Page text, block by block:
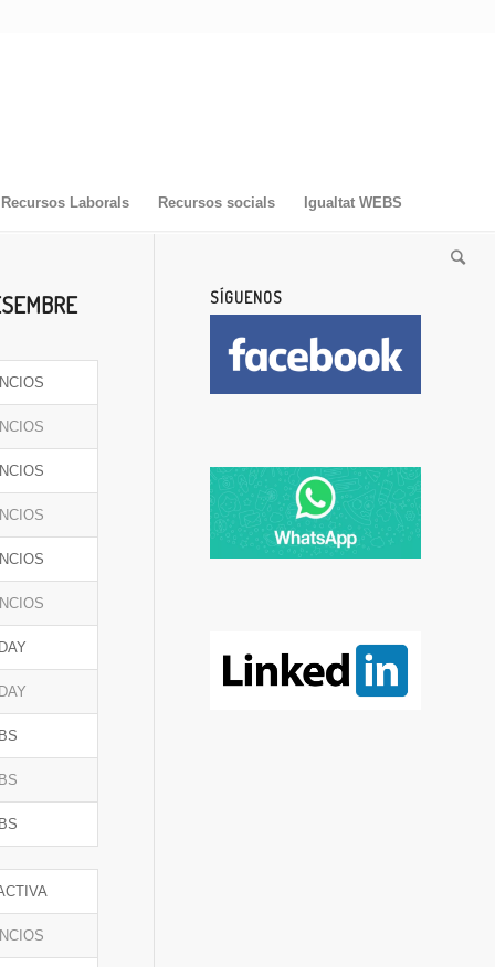
Recursos Laborals Recursos socials Igualtat WEBS
SÍGUENOS